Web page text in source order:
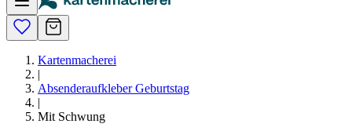
Kartenmacherei
|
Absenderaufkleber Geburtstag
|
Mit Schwung